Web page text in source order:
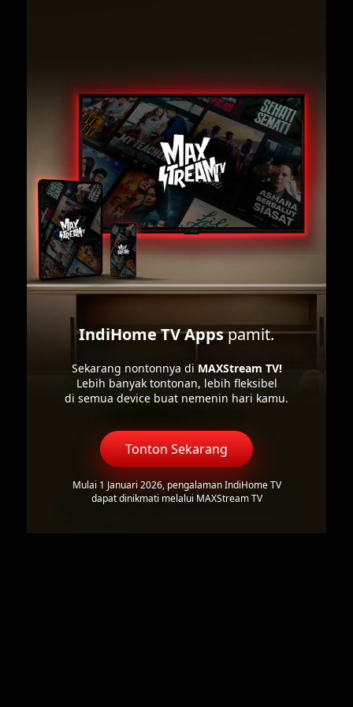
IndiHome TV Appspamit.
Sekarang nontonnya di MAXStream TV!
Lebih banyak tontonan, lebih fleksibel
di semua device buat nemenin hari kamu.
Tonton Sekarang
Mulai 1 Januari 2026, pengalaman IndiHome TV
dapat dinikmati melalui MAXStream TV